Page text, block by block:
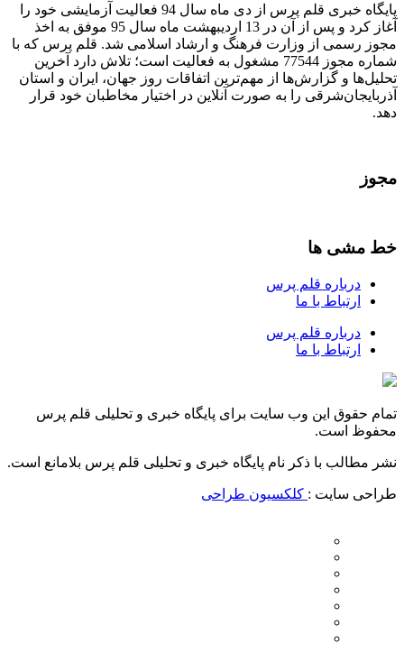
پایگاه خبری قلم پرس از دی ماه سال 94 فعالیت آزمایشی خود را
آغاز کرد و پس از آن در 13 اردیبهشت ماه سال 95 موفق به اخذ
مجوز رسمی از وزارت فرهنگ و ارشاد اسلامی شد. قلم پرس که با
شماره مجوز 77544 مشغول به فعالیت است؛ تلاش دارد آخرین
تحلیل‌ها و گزارش‌ها از مهم‌ترین اتفاقات روز جهان، ایران و استان
آذربایجان‌شرقی را به صورت آنلاین در اختیار مخاطبان خود قرار
دهد.
مجوز
خط مشی ها
درباره قلم پرس
ارتباط با ما
درباره قلم پرس
ارتباط با ما
تمام حقوق این وب سایت برای پایگاه خبری و تحلیلی قلم پرس
محفوظ است.
نشر مطالب با ذکر نام پایگاه خبری و تحلیلی قلم پرس بلامانع است.
طراحی سایت : کلکسیون طراحی